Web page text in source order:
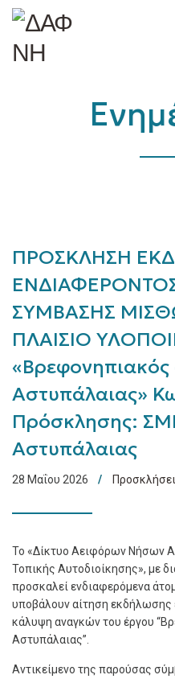
ΠΡΟΣΚΛΗΣΗ
ΣΥΜΒΑΣΗΣ
ΠΛΑΙΣΙΟ
Αστυπάλαιας»
Πρόσκλησης:
Αστυπάλαιας
28 Μαΐου 2026
Το «Δίκτυο Αειφόρων Νήσων
Τοπικής Αυτοδιοίκησης», με
προσκαλεί ενδιαφερόμενα
υποβάλουν αίτηση εκδήλωσης
κάλυψη αναγκών του έργου
Αστυπάλαιας”.
Αντικείμενο της παρούσας